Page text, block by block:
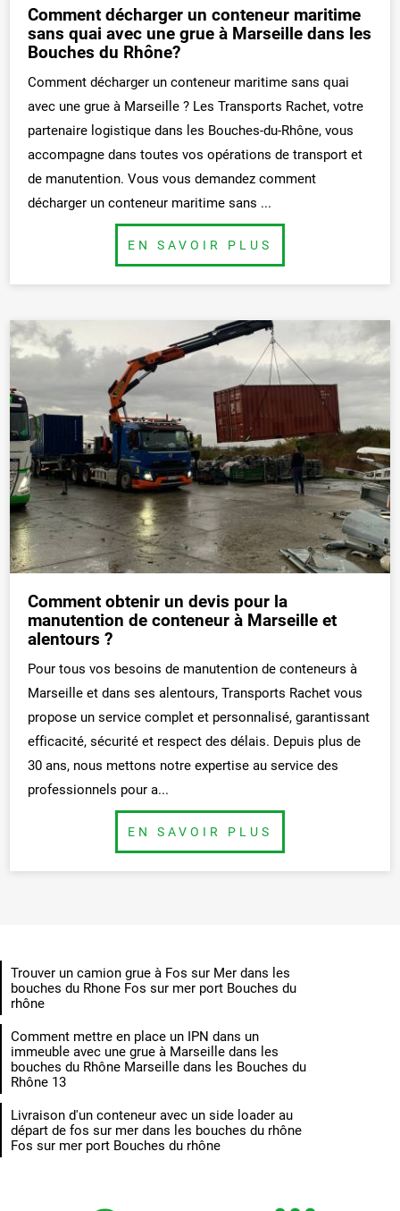
Comment décharger un conteneur maritime
sans quai avec une grue à Marseille dans les
Bouches du Rhône?
Comment décharger un conteneur maritime sans quai
avec une grue à Marseille ? Les Transports Rachet, votre
partenaire logistique dans les Bouches-du-Rhône, vous
accompagne dans toutes vos opérations de transport et
de manutention. Vous vous demandez comment
décharger un conteneur maritime sans ...
BUTTON
Comment obtenir un devis pour la
manutention de conteneur à Marseille et
alentours ?
Pour tous vos besoins de manutention de conteneurs à
Marseille et dans ses alentours, Transports Rachet vous
propose un service complet et personnalisé, garantissant
efficacité, sécurité et respect des délais. Depuis plus de
30 ans, nous mettons notre expertise au service des
professionnels pour a...
BUTTON
Trouver un camion grue à Fos sur Mer dans les
bouches du Rhone Fos sur mer port Bouches du
rhône
Comment mettre en place un IPN dans un
immeuble avec une grue à Marseille dans les
bouches du Rhône Marseille dans les Bouches du
Rhône 13
Livraison d'un conteneur avec un side loader au
départ de fos sur mer dans les bouches du rhône
Fos sur mer port Bouches du rhône